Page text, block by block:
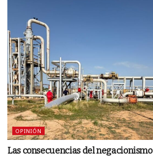
OPINIÓN
Las consecuencias del negacionismo